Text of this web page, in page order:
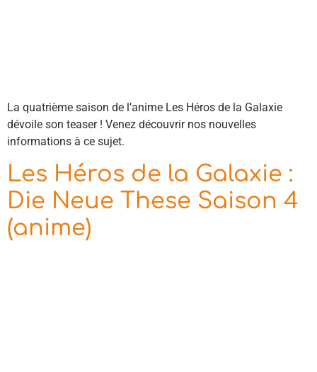
La quatrième saison de l’anime Les Héros de la Galaxie
dévoile son teaser ! Venez découvrir nos nouvelles
informations à ce sujet.
Les Héros de la Galaxie :
Die Neue These Saison 4
(anime)